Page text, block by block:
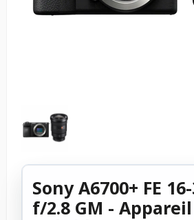
Sony A6700+ FE
f/2.8 GM -